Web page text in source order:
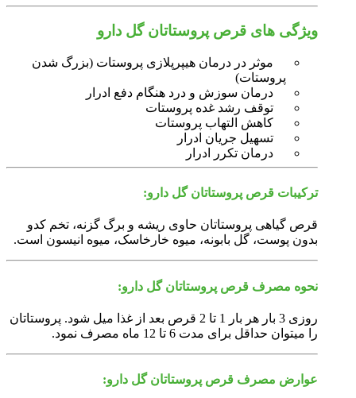
ویژگی های قرص پروستاتان گل دارو
موثر در درمان هیپرپلازی پروستات (بزرگ شدن
پروستات)
درمان سوزش و درد هنگام دفع ادرار
توقف رشد غده پروستات
کاهش التهاب پروستات
تسهیل جریان ادرار
درمان تکرر ادرار
ترکیبات قرص پروستاتان گل دارو:
قرص گیاهی پروستاتان حاوی ریشه و برگ گزنه، تخم کدو
بدون پوست، گل بابونه، میوه خارخاسک، میوه انیسون است.
نحوه مصرف قرص پروستاتان گل دارو:
روزی 3 بار هر بار 1 تا 2 قرص بعد از غذا میل شود. پروستاتان
را می‎توان حداقل برای مدت 6 تا 12 ماه مصرف نمود.
عوارض مصرف قرص پروستاتان گل دارو: